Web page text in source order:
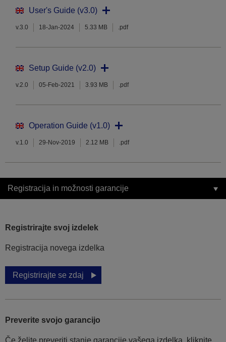
User's Guide (v3.0)
v.3.0 18-Jan-2024 5.33 MB .pdf
Setup Guide (v2.0)
v.2.0 05-Feb-2021 3.93 MB .pdf
Operation Guide (v1.0)
v.1.0 29-Nov-2019 2.12 MB .pdf
Registracija in možnosti garancije
Registrirajte svoj izdelek
Registracija novega izdelka
Registrirajte se zdaj
Preverite svojo garancijo